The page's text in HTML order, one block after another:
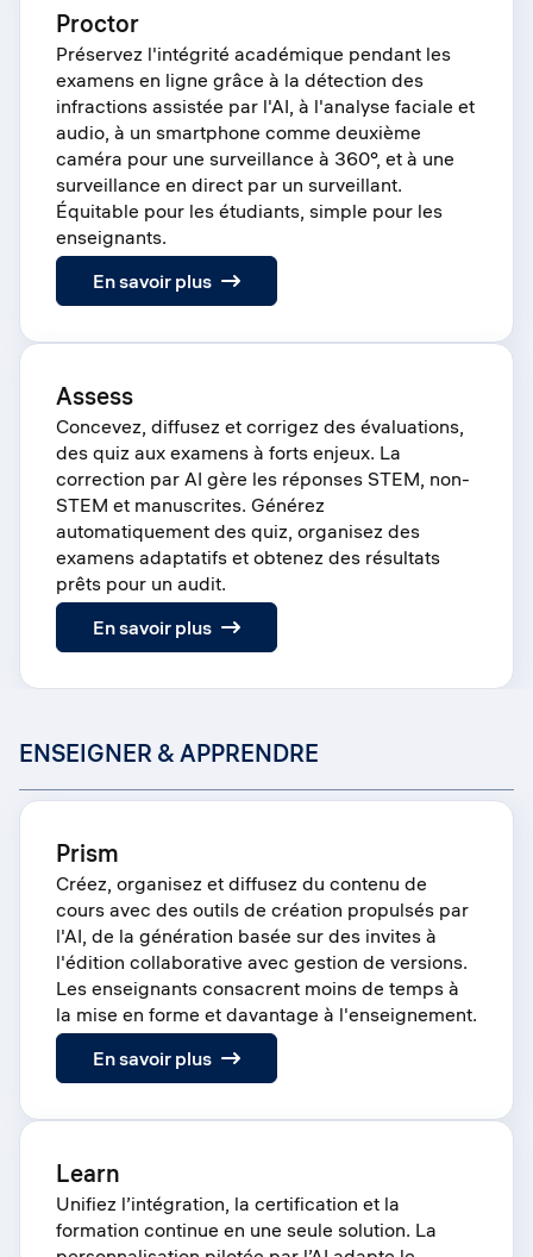
Proctor
Préservez l'intégrité académique pendant les
examens en ligne grâce à la détection des
infractions assistée par l'AI, à l'analyse faciale et
audio, à un smartphone comme deuxième
caméra pour une surveillance à 360°, et à une
surveillance en direct par un surveillant.
Équitable pour les étudiants, simple pour les
enseignants.
En savoir plus:
Proctor
Assess
Concevez, diffusez et corrigez des évaluations,
des quiz aux examens à forts enjeux. La
correction par AI gère les réponses STEM, non-
STEM et manuscrites. Générez
automatiquement des quiz, organisez des
examens adaptatifs et obtenez des résultats
prêts pour un audit.
En savoir plus:
Assess
ENSEIGNER & APPRENDRE
Prism
Créez, organisez et diffusez du contenu de
cours avec des outils de création propulsés par
l'AI, de la génération basée sur des invites à
l'édition collaborative avec gestion de versions.
Les enseignants consacrent moins de temps à
la mise en forme et davantage à l'enseignement.
En savoir plus:
Prism
Learn
Unifiez l’intégration, la certification et la
formation continue en une seule solution. La